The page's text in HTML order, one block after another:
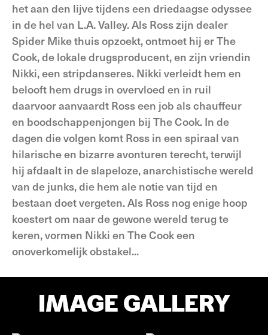
het aan den lijve tijdens een driedaagse odyssee
in de hel van L.A. Valley. Als Ross zijn dealer
Spider Mike thuis opzoekt, ontmoet hij er The
Cook, de lokale drugsproducent, en zijn vriendin
Nikki, een stripdanseres. Nikki verleidt hem en
belooft hem drugs in overvloed en in ruil
daarvoor aanvaardt Ross een job als chauffeur
en boodschappenjongen bij The Cook. In de
dagen die volgen komt Ross in een spiraal van
hilarische en bizarre avonturen terecht, terwijl
hij afdaalt in de slapeloze, anarchistische wereld
van de junks, die hem ale notie van tijd en
bestaan doet vergeten. Als Ross nog enige hoop
koestert om naar de gewone wereld terug te
keren, vormen Nikki en The Cook een
onoverkomelijk obstakel...
IMAGE GALLERY